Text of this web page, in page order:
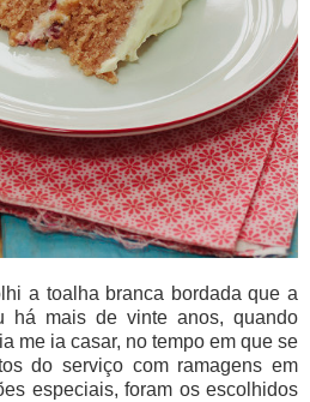
a toalha branca bordada que a
há mais de vinte anos, quando
me ia casar, no tempo em que se
do serviço com ramagens em
especiais, foram os escolhidos